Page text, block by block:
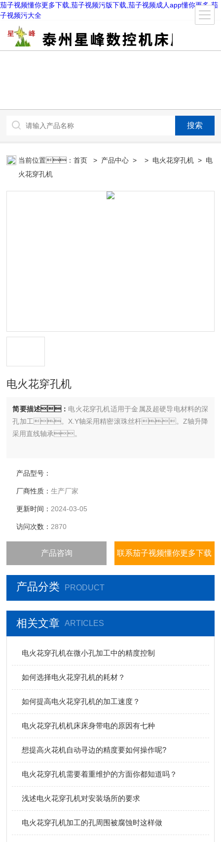
茄子视频懂你更多下载,茄子视频污版下载,茄子视频成人app懂你更多,茄
子视频污大全
当前位置：首页 > 产品中心 > > 电火花穿孔机 > 电
火花穿孔机
电火花穿孔机
简要描述： 电火花穿孔机适用于金属及超硬导电材料的深
孔加工。X.Y轴采用精密滚珠丝杆。Z轴升降
采用直线轴承。
产品型号：
厂商性质：生产厂家
更新时间： 2024-03-05
访问次数： 2870
产品咨询 联系茄子视频懂你更多下载
产品分类 PRODUCT
相关文章 ARTICLES
电火花穿孔机在微小孔加工中的精度控制
如何选择电火花穿孔机的耗材？
如何提高电火花穿孔机的加工速度？
电火花穿孔机机床床身带电的原因有七种
想提高火花机自动寻边的精度要如何操作呢?
电火花穿孔机需要着重维护的方面你都知道吗？
浅述电火花穿孔机对安装场所的要求
电火花穿孔机加工的孔周围被腐蚀时这样做